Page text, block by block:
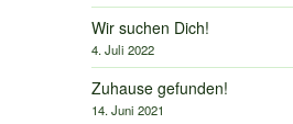
Wir suchen Dich!
4. Juli 2022
Zuhause gefunden!
14. Juni 2021